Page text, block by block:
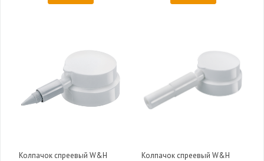
Колпачок спреевый W&H
Колпачок спреевый W&H